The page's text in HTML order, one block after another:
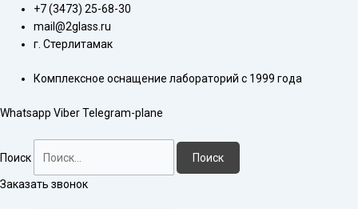
Перейти
содержимому
+7 (3473) 25-68-30
mail@2glass.ru
г. Стерлитамак
Комплексное оснащение лабораторий с 1999 года
Whatsapp ViberTelegram-plane
Поиск Поиск
Заказать звонок
Количество
товара
Поглотитель
(малый)